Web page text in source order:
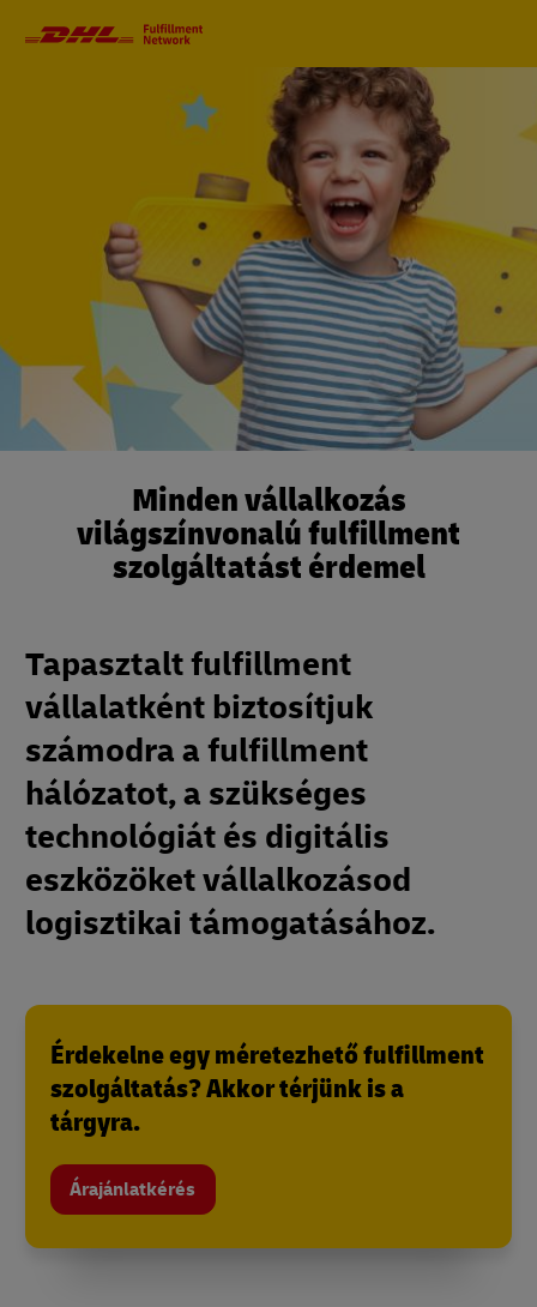
Minden vállalkozás
világszínvonalú fulfillment
szolgáltatást érdemel
Tapasztalt fulfillment
vállalatként biztosítjuk
számodra a fulfillment
hálózatot, a szükséges
technológiát és digitális
eszközöket vállalkozásod
logisztikai támogatásához.
Érdekelne egy méretezhető fulfillment
szolgáltatás? Akkor térjünk is a
tárgyra.
Árajánlatkérés